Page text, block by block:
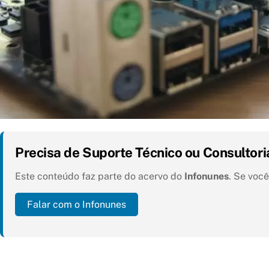
Precisa de Suporte Técnico ou
Este conteúdo faz parte do acervo do Infonunes. Se
Falar com o Infonunes